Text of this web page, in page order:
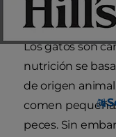
sano?
Los gatos son
nutrición se
de origen
comen
peces. Sin